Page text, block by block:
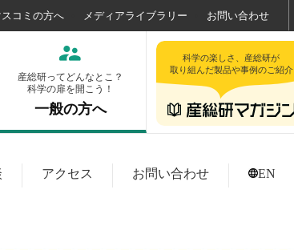
コミの方へ メディアライブラリー お問い合わせ
産総研ってどんなとこ？
科学の扉を開こう！
一般の方へ
科学の楽しさ、産総研が
取り組んだ製品や事例のご紹介
アクセス お問い合わせ EN